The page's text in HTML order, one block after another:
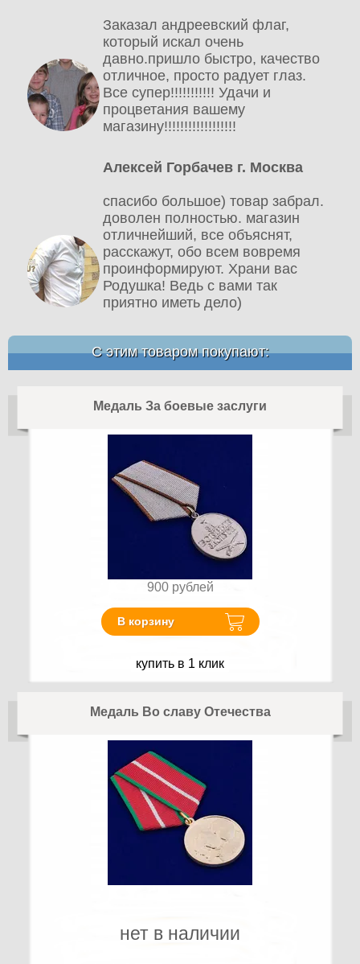
Заказал андреевский флаг,
который искал очень
давно.пришло быстро, качество
отличное, просто радует глаз.
Все супер!!!!!!!!!!! Удачи и
процветания вашему
магазину!!!!!!!!!!!!!!!!!!
Алексей Горбачев г. Москва
спасибо большое) товар забрал.
доволен полностью. магазин
отличнейший, все объяснят,
расскажут, обо всем вовремя
проинформируют. Храни вас
Родушка! Ведь с вами так
приятно иметь дело)
С этим товаром покупают:
Медаль За боевые заслуги
900 рублей
В корзину
купить в 1 клик
Медаль Во славу Отечества
нет в наличии